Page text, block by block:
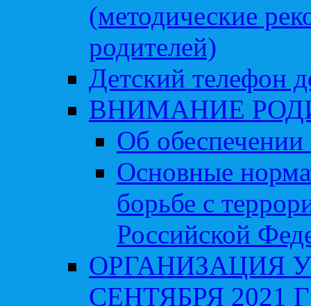
(методические
родителей)
Детский телефон
ВНИМАНИЕ
Об обеспечении
Основные
борьбе с
Российской
ОРГАНИЗАЦИЯ
СЕНТЯБРЯ 2021 Г